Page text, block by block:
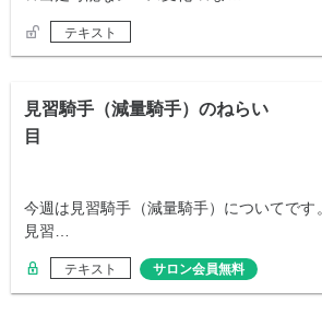
テキスト
見習騎手（減量騎手）のねらい
目
今週は見習騎手（減量騎手）についてで
見習…
テキスト サロン会員無料